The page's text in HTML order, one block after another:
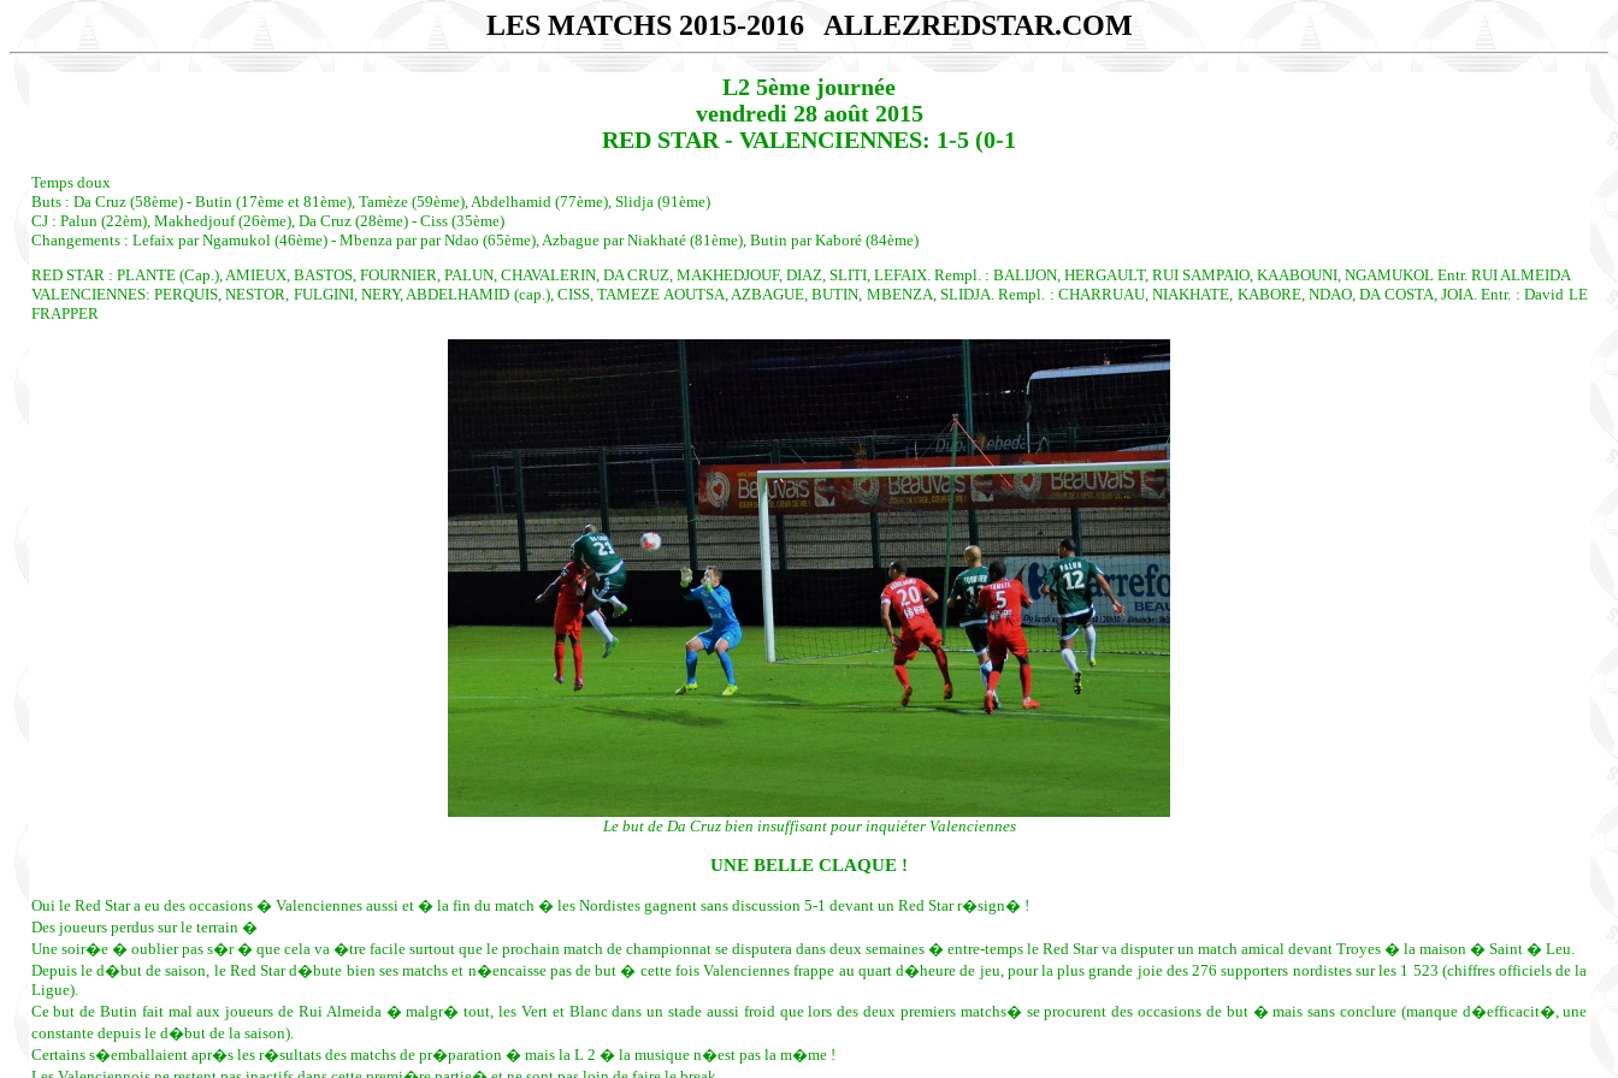
LES MATCHS 2015-2016 ALLEZREDSTAR.COM
L2 5ème journée
vendredi 28 août 2015
RED STAR - VALENCIENNES: 1-5 (0-1
Temps doux
Buts : Da Cruz (58ème) - Butin (17ème et 81ème), Tamèze (59ème), Abdelhamid (77ème), Slidja (91ème)
CJ : Palun (22èm), Makhedjouf (26ème), Da Cruz (28ème) - Ciss (35ème)
Changements : Lefaix par Ngamukol (46ème) - Mbenza par par Ndao (65ème), Azbague par Niakhaté (81ème), Butin par Kaboré (84ème)
RED STAR : PLANTE (Cap.), AMIEUX, BASTOS, FOURNIER, PALUN, CHAVALERIN, DA CRUZ, MAKHEDJOUF, DIAZ, SLITI, LEFAIX. Rempl. : BALIJON, HERGAULT, RUI SAMPAIO, KAABOUNI, NGAMUKOL Entr. RUI ALMEIDA
VALENCIENNES: PERQUIS, NESTOR, FULGINI, NERY, ABDELHAMID (cap.), CISS, TAMEZE AOUTSA, AZBAGUE, BUTIN, MBENZA, SLIDJA. Rempl. : CHARRUAU, NIAKHATE, KABORE, NDAO, DA COSTA, JOIA. Entr. : David LE
FRAPPER
Le but de Da Cruz bien insuffisant pour inquiéter Valenciennes
UNE BELLE CLAQUE !
Oui le Red Star a eu des occasions � Valenciennes aussi et � la fin du match � les Nordistes gagnent sans discussion 5-1 devant un Red Star r�sign� !
Des joueurs perdus sur le terrain �
Une soir�e � oublier pas s�r � que cela va �tre facile surtout que le prochain match de championnat se disputera dans deux semaines � entre-temps le Red Star va disputer un match amical devant Troyes � la maison � Saint � Leu.
Depuis le d�but de saison, le Red Star d�bute bien ses matchs et n�encaisse pas de but � cette fois Valenciennes frappe au quart d�heure de jeu, pour la plus grande joie des 276 supporters nordistes sur les 1 523 (chiffres officiels de la
Ligue).
Ce but de Butin fait mal aux joueurs de Rui Almeida � malgr� tout, les Vert et Blanc dans un stade aussi froid que lors des deux premiers matchs� se procurent des occasions de but � mais sans conclure (manque d�efficacit�, une
constante depuis le d�but de la saison).
Certains s�emballaient apr�s les r�sultats des matchs de pr�paration � mais la L 2 � la musique n�est pas la m�me !